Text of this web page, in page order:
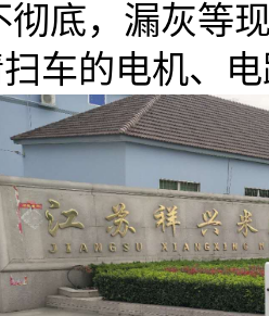
彻底，漏灰等
车的电机、